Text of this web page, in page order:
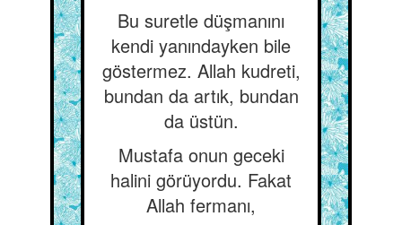
Bu suretle düşmanını
kendi yanındayken bile
göstermez. Allah kudreti,
bundan da artık, bundan
da üstün.
Mustafa onun geceki
halini görüyordu. Fakat
Allah fermanı,